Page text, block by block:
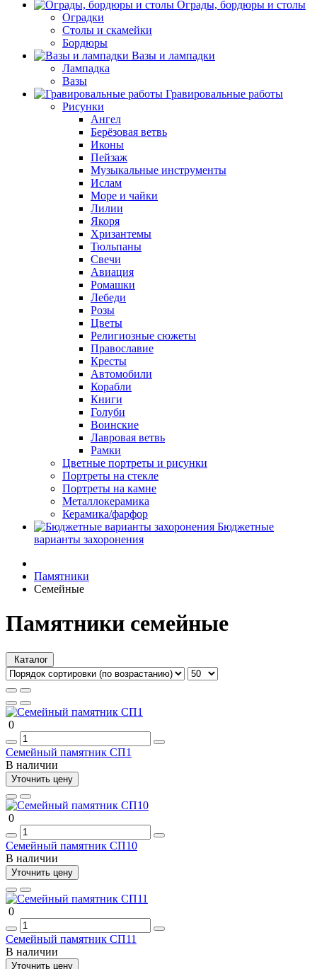
Ограды, бордюры и столы
Оградки
Столы и скамейки
Бордюры
Вазы и лампадки
Лампадка
Вазы
Гравировальные работы
Рисунки
Ангел
Берёзовая ветвь
Иконы
Пейзаж
Музыкальные инструменты
Ислам
Море и чайки
Лилии
Якоря
Хризантемы
Тюльпаны
Свечи
Авиация
Ромашки
Лебеди
Розы
Цветы
Религиозные сюжеты
Православие
Кресты
Автомобили
Корабли
Книги
Голуби
Воинские
Лавровая ветвь
Рамки
Цветные портреты и рисунки
Портреты на стекле
Портреты на камне
Металлокерамика
Керамика/фарфор
Бюджетные
варианты захоронения
Памятники
Семейные
Памятники семейные
Каталог
0
Семейный памятник СП1
В наличии
Уточнить цену
0
Семейный памятник СП10
В наличии
Уточнить цену
0
Семейный памятник СП11
В наличии
Уточнить цену